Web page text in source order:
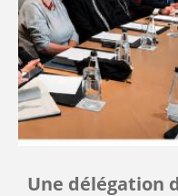
Une délégation